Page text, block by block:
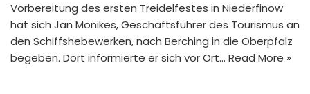
Vorbereitung des ersten Treidelfestes in Niederfinow
hat sich Jan Mönikes, Geschäftsführer des Tourismus an
den Schiffshebewerken, nach Berching in die Oberpfalz
begeben. Dort informierte er sich vor Ort… Read More »